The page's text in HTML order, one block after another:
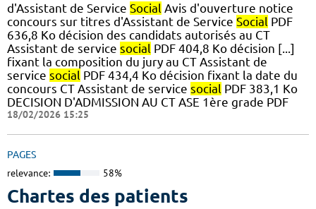
d'Assistant de Service Social Avis d'ouverture notice
concours sur titres d'Assistant de Service Social PDF
636,8 Ko décision des candidats autorisés au CT
Assistant de service social PDF 404,8 Ko décision [...]
fixant la composition du jury au CT Assistant de
service social PDF 434,4 Ko décision fixant la date du
concours CT Assistant de service social PDF 383,1 Ko
DECISION D'ADMISSION AU CT ASE 1ère grade PDF
18/02/2026 15:25
PAGES
relevance: 58%
Chartes des patients